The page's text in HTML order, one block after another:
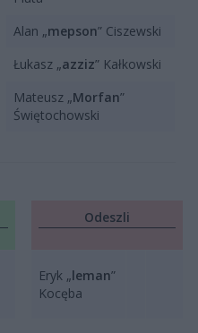
Alan „mepson” Ciszewski
Łukasz „azziz” Kałkowski
Mateusz „Morfan”
Świętochowski
Odeszli
Eryk „leman”
Kocęba